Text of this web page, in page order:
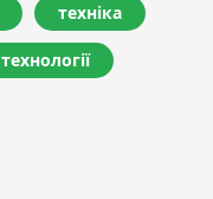
техніка
технології